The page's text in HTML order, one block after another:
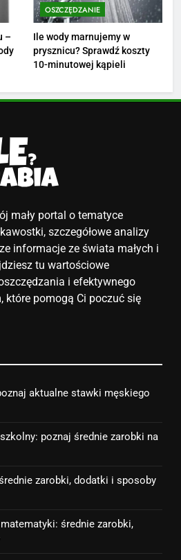
dodatki i sposoby na
średnie zarobki,
zarabia podolog: poznajmy
zarobki na tym
charytatywne w szkole:
i przykłady, które
przygotować się finansowo
i jak zaplanować
–
OSZCZĘDZANIE
Ile wody marnujemy w
prysznicu? Sprawdź koszty
10-minutowej kąpieli
mały portal o tematyce
szczegółowe analizy
informacje ze świata małych i
tu wartościowe
i efektywnego
które pomogą Ci poczuć się
aktualne stawki męskiego
poznaj średnie zarobki na
zarobki, dodatki i sposoby
średnie zarobki,